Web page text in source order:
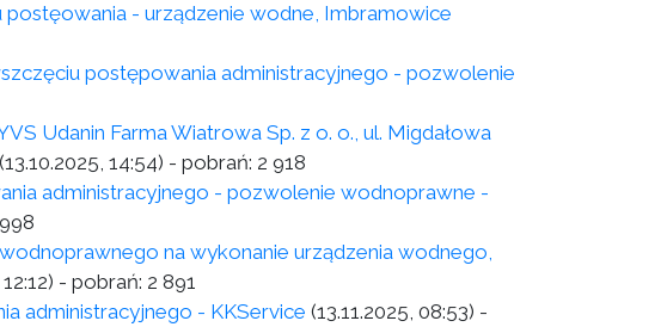
postęowania - urządzenie wodne, Imbramowice
postępowania administracyjnego - pozwolenie
Udanin Farma Wiatrowa Sp. z o. o., ul. Migdałowa
(13.10.2025, 14:54) - pobrań: 2 918
administracyjnego - pozwolenie wodnoprawne -
na wykonanie urządzenia wodnego,
- pobrań: 2 891
administracyjnego - KKService (13.11.2025, 08:53) -